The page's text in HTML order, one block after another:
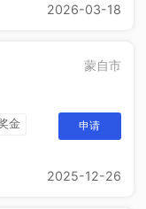
2026-03-18
蒙自市
金 申请
2025-12-26